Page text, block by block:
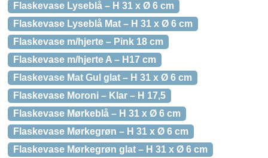
Flaskevase Lyseblå – H 31 x Ø 6 cm
Flaskevase Lyseblå Mat – H 31 x Ø 6 cm
Flaskevase m/hjerte – Pink 18 cm
Flaskevase m/hjerte A – H17 cm
Flaskevase Mat Gul glat – H 31 x Ø 6 cm
Flaskevase Moroni – Klar – H 17,5
Flaskevase Mørkeblå – H 31 x Ø 6 cm
Flaskevase Mørkegrøn – H 31 x Ø 6 cm
Flaskevase Mørkegrøn glat – H 31 x Ø 6 cm